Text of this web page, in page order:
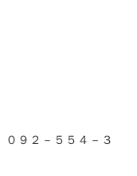
０９２－５５４－３